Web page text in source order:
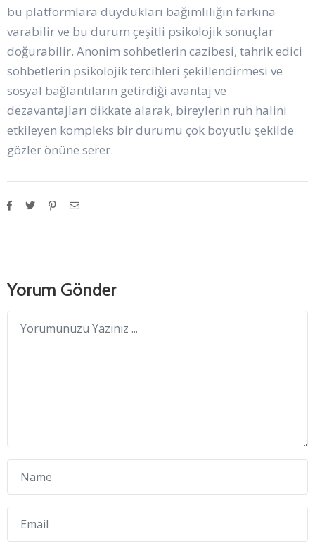
bu platformlara duydukları bağımlılığın farkına
varabilir ve bu durum çeşitli psikolojik sonuçlar
doğurabilir. Anonim sohbetlerin cazibesi, tahrik edici
sohbetlerin psikolojik tercihleri şekillendirmesi ve
sosyal bağlantıların getirdiği avantaj ve
dezavantajları dikkate alarak, bireylerin ruh halini
etkileyen kompleks bir durumu çok boyutlu şekilde
gözler önüne serer.
Yorum Gönder